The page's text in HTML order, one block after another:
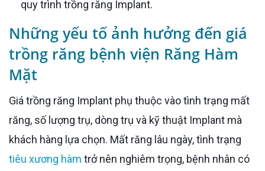
quy trình trồng răng Implant.
Những yếu tố ảnh hưởng đến giá
trồng răng bệnh viện Răng Hàm
Mặt
Giá trồng răng Implant phụ thuộc vào tình trạng mất
răng, số lượng trụ, dòng trụ và kỹ thuật Implant mà
khách hàng lựa chọn. Mất răng lâu ngày, tình trạng
tiêu xương hàm trở nên nghiêm trọng, bệnh nhân có